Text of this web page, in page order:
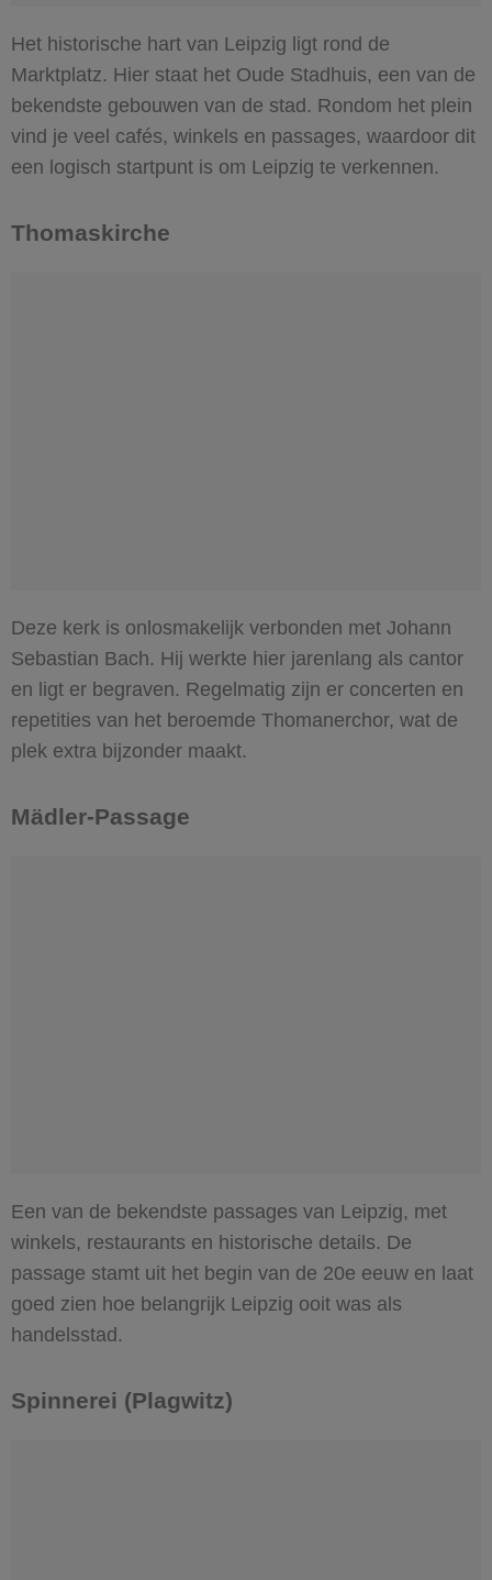
Het historische hart van Leipzig ligt rond de
Marktplatz. Hier staat het Oude Stadhuis, een van de
bekendste gebouwen van de stad. Rondom het plein
vind je veel cafés, winkels en passages, waardoor dit
een logisch startpunt is om Leipzig te verkennen.
Thomaskirche
Deze kerk is onlosmakelijk verbonden met Johann
Sebastian Bach. Hij werkte hier jarenlang als cantor
en ligt er begraven. Regelmatig zijn er concerten en
repetities van het beroemde Thomanerchor, wat de
plek extra bijzonder maakt.
Mädler-Passage
Een van de bekendste passages van Leipzig, met
winkels, restaurants en historische details. De
passage stamt uit het begin van de 20e eeuw en laat
goed zien hoe belangrijk Leipzig ooit was als
handelsstad.
Spinnerei (Plagwitz)